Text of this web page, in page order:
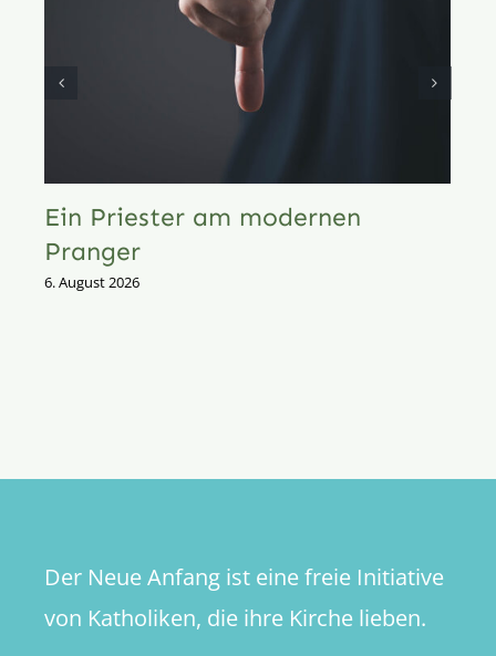
Ein Priester am modernen
Pranger
6. August 2026
Der Neue Anfang ist eine freie Initiative
von Katholiken, die ihre Kirche lieben.